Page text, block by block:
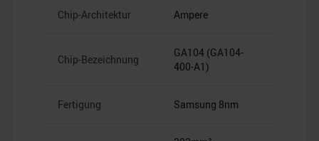
Chip-Architektur Ampere
Chip-Bezeichnung
GA104 (GA104-
400-A1)
Fertigung Samsung 8nm